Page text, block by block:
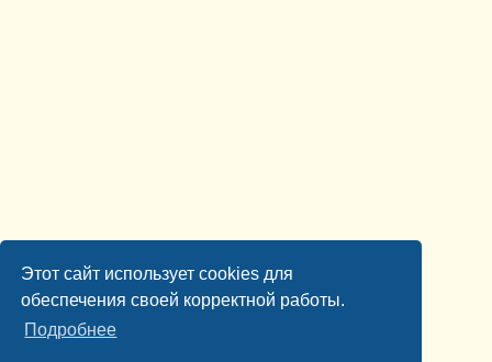
Этот сайт использует cookies для
обеспечения своей корректной работы.
Подробнее